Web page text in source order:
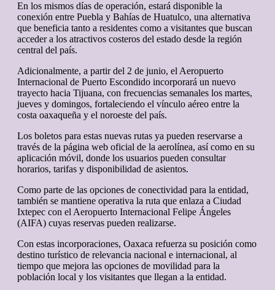
En los mismos días de operación, estará disponible la
conexión entre Puebla y Bahías de Huatulco, una alternativa
que beneficia tanto a residentes como a visitantes que buscan
acceder a los atractivos costeros del estado desde la región
central del país.
Adicionalmente, a partir del 2 de junio, el Aeropuerto
Internacional de Puerto Escondido incorporará un nuevo
trayecto hacia Tijuana, con frecuencias semanales los martes,
jueves y domingos, fortaleciendo el vínculo aéreo entre la
costa oaxaqueña y el noroeste del país.
Los boletos para estas nuevas rutas ya pueden reservarse a
través de la página web oficial de la aerolínea, así como en su
aplicación móvil, donde los usuarios pueden consultar
horarios, tarifas y disponibilidad de asientos.
Como parte de las opciones de conectividad para la entidad,
también se mantiene operativa la ruta que enlaza a Ciudad
Ixtepec con el Aeropuerto Internacional Felipe Ángeles
(AIFA) cuyas reservas pueden realizarse.
Con estas incorporaciones, Oaxaca refuerza su posición como
destino turístico de relevancia nacional e internacional, al
tiempo que mejora las opciones de movilidad para la
población local y los visitantes que llegan a la entidad.